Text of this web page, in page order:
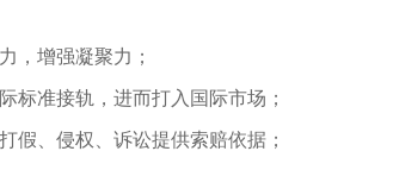
，增强凝聚力；
标准接轨，进而打入国际市场；
假、侵权、诉讼提供索赔依据；